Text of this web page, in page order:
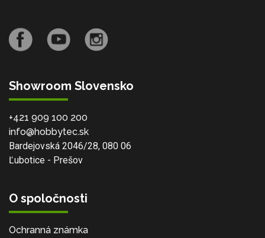
Showroom Slovensko
+421 909 100 200
info@hobbytec.sk
Bardejovská 2046/28, 080 06
Ľubotice - Prešov
O spoločnosti
Ochranná známka